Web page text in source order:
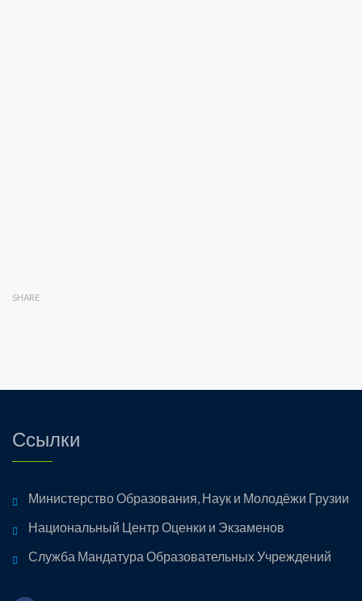
SHARE
Ссылки
Министерство Образования, Наук и Молодёжи Грузии
Национальный Центр Оценки и Экзаменов
Служба Мандатура Образовательных Учреждений